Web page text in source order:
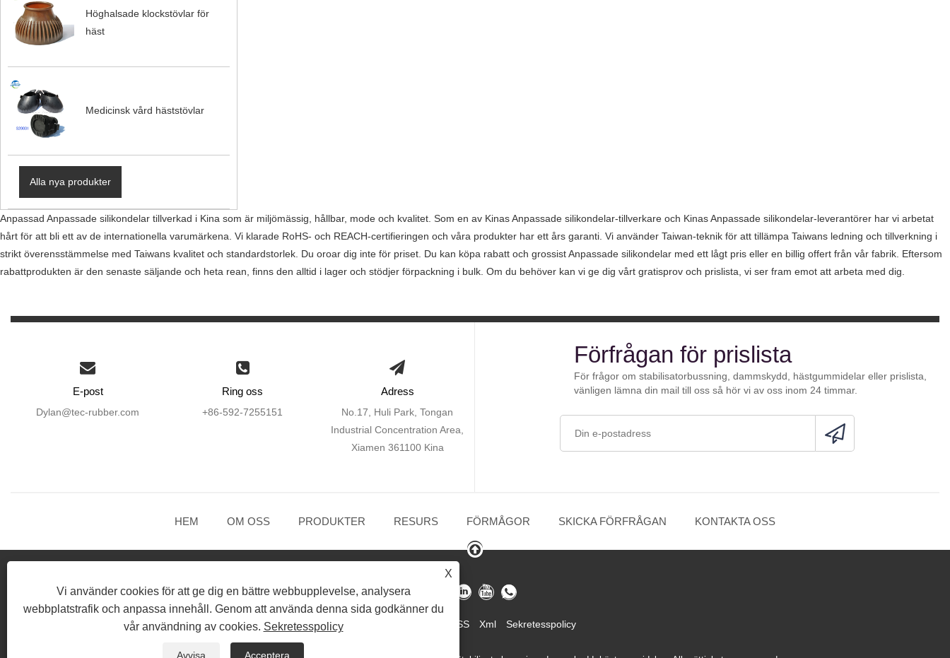
Höghalsade klockstövlar för
häst
Medicinsk vård häststövlar
Alla nya produkter
Anpassad Anpassade silikondelar tillverkad i Kina som är miljömässig, hållbar, mode och kvalitet. Som en av Kinas Anpassade silikondelar-tillverkare och Kinas Anpassade silikondelar-leverantörer har vi arbetat
hårt för att bli ett av de internationella varumärkena. Vi klarade RoHS- och REACH-certifieringen och våra produkter har ett års garanti. Vi använder Taiwan-teknik för att tillämpa Taiwans ledning och tillverkning i
strikt överensstämmelse med Taiwans kvalitet och standardstorlek. Du oroar dig inte för priset. Du kan köpa rabatt och grossist Anpassade silikondelar med ett lågt pris eller en billig offert från vår fabrik. Eftersom
rabattprodukten är den senaste säljande och heta rean, finns den alltid i lager och stödjer förpackning i bulk. Om du behöver kan vi ge dig vårt gratisprov och prislista, vi ser fram emot att arbeta med dig.
X
Vi använder cookies för att ge dig en bättre webbupplevelse, analysera
webbplatstrafik och anpassa innehåll. Genom att använda denna sida godkänner du
vår användning av cookies. Sekretesspolicy
Avvisa Acceptera
E-post
Dylan@tec-rubber.com
Ring oss
+86-592-7255151
Adress
No.17, Huli Park, Tongan
Industrial Concentration Area,
Xiamen 361100 Kina
Förfrågan för prislista
För frågor om stabilisatorbussning, dammskydd, hästgummidelar eller prislista,
vänligen lämna din mail till oss så hör vi av oss inom 24 timmar.
HEM OM OSS PRODUKTER RESURS FÖRMÅGOR SKICKA FÖRFRÅGAN KONTAKTA OSS
RSS Xml Sekretesspolicy